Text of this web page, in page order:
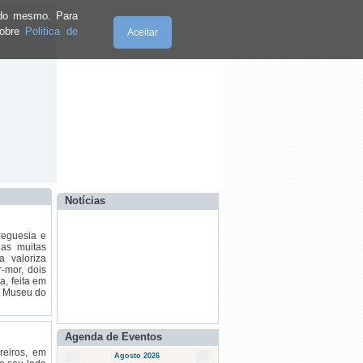
mesmo. Para
Politica de
Aceitar
e
muitas
valoriza
mor, dois
feita em
Museu do
em
Notícias
·Formação Conduzir e Operar o Trator
em Segurança.
·Pai Natal visitou as Escolas
Agenda de Eventos
Agosto 2026